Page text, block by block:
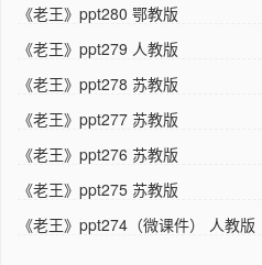
《老王》ppt280 鄂教版
《老王》ppt279 人教版
《老王》ppt278 苏教版
《老王》ppt277 苏教版
《老王》ppt276 苏教版
《老王》ppt275 苏教版
《老王》ppt274（微课件） 人教版